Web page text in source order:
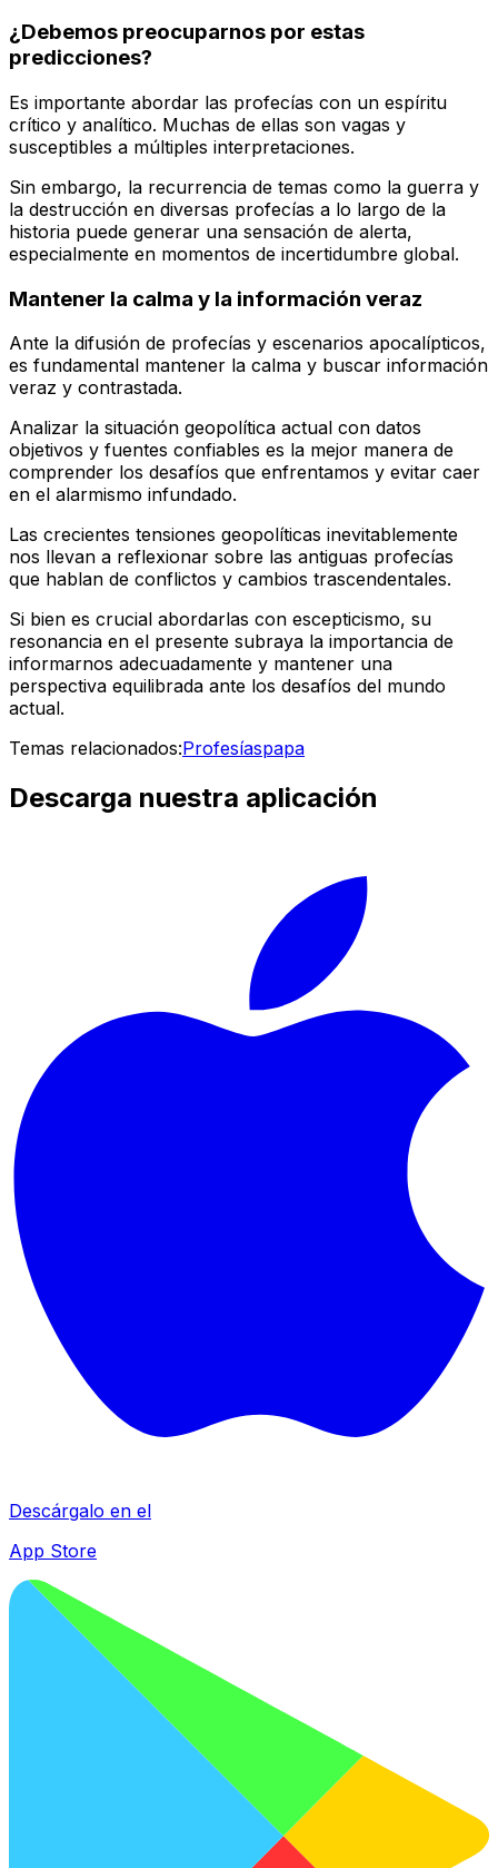
¿Debemos preocuparnos por estas
predicciones?
Es importante abordar las profecías con un espíritu
crítico y analítico. Muchas de ellas son vagas y
susceptibles a múltiples interpretaciones.
Sin embargo, la recurrencia de temas como la guerra y
la destrucción en diversas profecías a lo largo de la
historia puede generar una sensación de alerta,
especialmente en momentos de incertidumbre global.
Mantener la calma y la información veraz
Ante la difusión de profecías y escenarios apocalípticos,
es fundamental mantener la calma y buscar información
veraz y contrastada.
Analizar la situación geopolítica actual con datos
objetivos y fuentes confiables es la mejor manera de
comprender los desafíos que enfrentamos y evitar caer
en el alarmismo infundado.
Las crecientes tensiones geopolíticas inevitablemente
nos llevan a reflexionar sobre las antiguas profecías
que hablan de conflictos y cambios trascendentales.
Si bien es crucial abordarlas con escepticismo, su
resonancia en el presente subraya la importancia de
informarnos adecuadamente y mantener una
perspectiva equilibrada ante los desafíos del mundo
actual.
Temas relacionados:Profesíaspapa
Descarga nuestra aplicación
Descárgalo en el
App Store